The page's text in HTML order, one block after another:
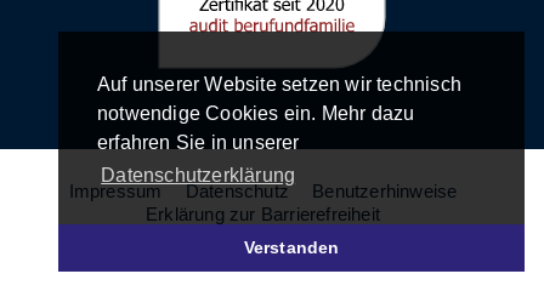
Auf unserer Website setzen wir technisch
notwendige Cookies ein. Mehr dazu
erfahren Sie in unserer
Datenschutzerklärung
Verstanden
Impressum Datenschutz
Benutzerhinweise
Erklärung zur Barrierefreiheit
© LFK - Landesanstalt für Kommunikation 2026